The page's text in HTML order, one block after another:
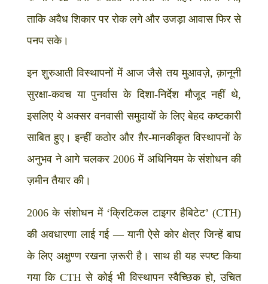
ताकि अवैध शिकार पर रोक लगे और उजड़ा आवास फिर से
पनप सके।
इन शुरुआती विस्थापनों में आज जैसे तय मुआवज़े, क़ानूनी
सुरक्षा-कवच या पुनर्वास के दिशा-निर्देश मौजूद नहीं थे,
इसलिए ये अक्सर वनवासी समुदायों के लिए बेहद कष्टकारी
साबित हुए। इन्हीं कठोर और ग़ैर-मानकीकृत विस्थापनों के
अनुभव ने आगे चलकर 2006 में अधिनियम के संशोधन की
ज़मीन तैयार की।
2006 के संशोधन में ‘क्रिटिकल टाइगर हैबिटेट’ (CTH)
की अवधारणा लाई गई — यानी ऐसे कोर क्षेत्र जिन्हें बाघ
के लिए अक्षुण्ण रखना ज़रूरी है। साथ ही यह स्पष्ट किया
गया कि CTH से कोई भी विस्थापन स्वैच्छिक हो, उचित